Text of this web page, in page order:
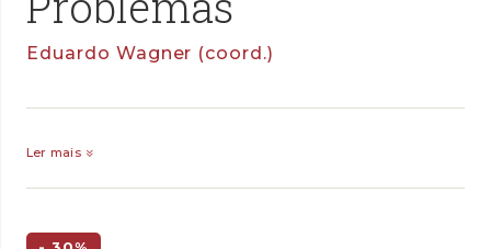
Eduardo Wagner (coord.)
Ler mais